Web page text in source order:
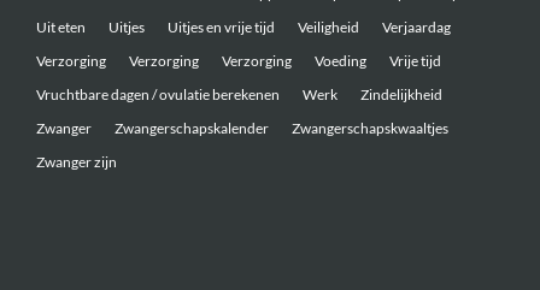
Uit eten
Uitjes Uitjes en vrije tijd Veiligheid
Verjaardag
Verzorging
Verzorging Verzorging Voeding
Vrije tijd
Vruchtbare dagen / ovulatie berekenen
Werk
Zindelijkheid
Zwanger
Zwangerschapskalender
Zwangerschapskwaaltjes
Zwanger zijn